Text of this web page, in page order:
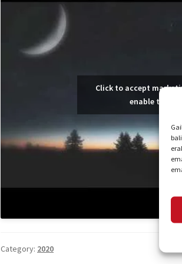
Click to accept
enable this
Category: 2020